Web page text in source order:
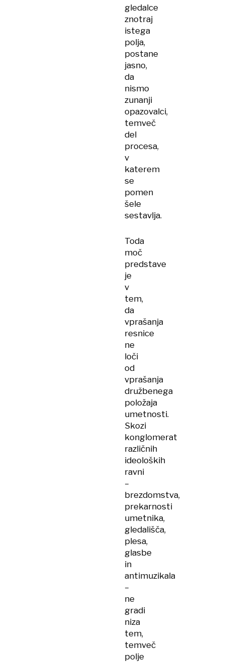
gledalce
znotraj
istega
polja,
postane
jasno,
da
nismo
zunanji
opazovalci,
temveč
del
procesa,
v
katerem
se
pomen
šele
sestavlja.
Toda
moč
predstave
je
v
tem,
da
vprašanja
resnice
ne
loči
od
vprašanja
družbenega
položaja
umetnosti.
Skozi
konglomerat
različnih
ideoloških
ravni
–
brezdomstva,
prekarnosti
umetnika,
gledališča,
plesa,
glasbe
in
antimuzikala
–
ne
gradi
niza
tem,
temveč
polje